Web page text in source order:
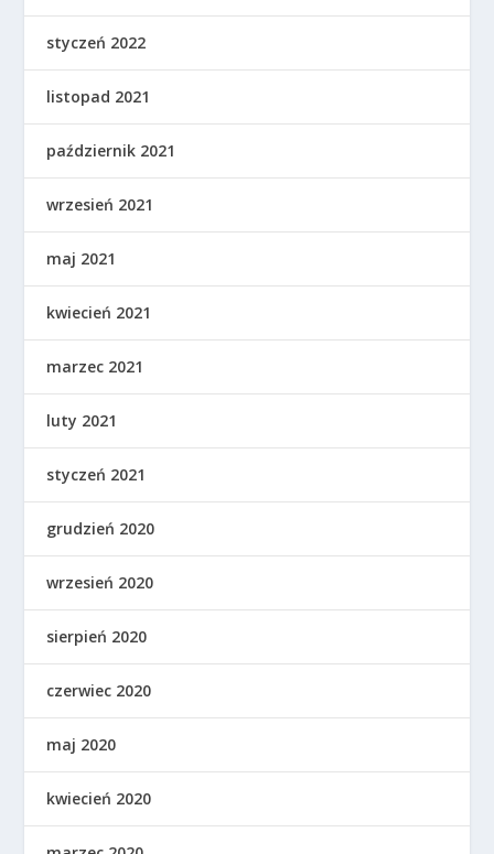
styczeń 2022
listopad 2021
październik 2021
wrzesień 2021
maj 2021
kwiecień 2021
marzec 2021
luty 2021
styczeń 2021
grudzień 2020
wrzesień 2020
sierpień 2020
czerwiec 2020
maj 2020
kwiecień 2020